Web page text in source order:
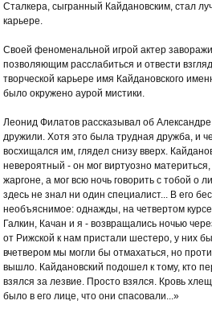
Сталкера, сыгранный Кайдановским, стал
карьере.
Своей феноменальной игрой актер
позволяющим расслабиться и отвести
творческой карьере имя Кайдановского
было окружено аурой мистики.
Леонид Филатов рассказывал об
дружили. Хотя это была трудная дружба, и
восхищался им, глядел снизу вверх.
невероятный - он мог виртуозно
жаргоне, а мог всю ночь говорить с тобой о
здесь не знал ни один специалист... В его
необъяснимое: однажды, на четвертом
Галкин, Качан и я - возвращались ночью
от Рижской к нам пристали шестеро, у них
вчетвером мы могли бы отмахаться, но
вышло. Кайдановский подошел к тому, кто
взялся за лезвие. Просто взялся. Кровь
было в его лице, что они спасовали...»